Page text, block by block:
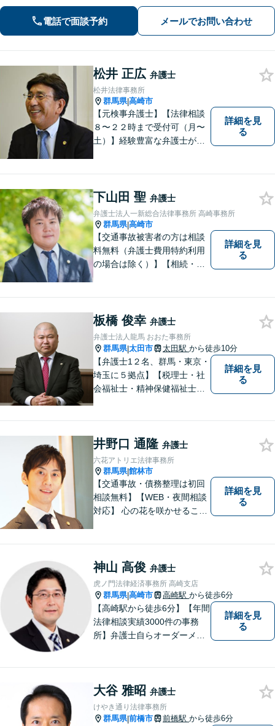
きめ細やかな対応で、依頼者さまにご
満足いただけるように心がけておりま
す。お悩みの際は、ぜひご相談くださ
い。
電話で面談予約 メールでお問い合わせ
松井 正広 弁護士
松井法律事務所
群馬県|高崎市
【元検事弁護士】【法律相談
８〜２２時まで受付可（月〜
土）】経験豊富な弁護士が事
自主性を尊重し、的確に対応
致します。
詳細を見
る
下山田 聖 弁護士
弁護士法人一新総合法律事務所 高崎事務所
群馬県|高崎市
【交通事故被害者の方は相談
料無料（弁護士費用特約利用
の場合は除く）】【相続・債
で連携し、問題解決に向けて
取り組みます。おひとりで悩
まずに、お気軽にお問い合わ
せください。
詳細を見
る
板橋 俊幸 弁護士
弁護士法人龍馬 おおた事務所
群馬県|太田市 太田駅 から徒歩10分
【弁護士1２名、群馬・東京・
埼玉に５拠点】【税理士・社
会福祉士・精神保健福祉士が
能】
詳細を見
る
井野口 通隆 弁護士
六花アトリエ法律事務所
群馬県|館林市
【交通事故・債務整理は初回
相談無料】【WEB・夜間相談
対応】 心の花を咲かせること
縁を心からお待ちしていま
す。
詳細を見
る
神山 高俊 弁護士
虎ノ門法律経済事務所 高崎支店
群馬県|高崎市 高崎駅 から徒歩6分
【高崎駅から徒歩6分】【年間
法律相談実績3000件の事務
所】弁護士自らオーダーメイ
とまずはご相談ください！
【土日祝日・夜間も対応可
能】
詳細を見
る
大谷 雅昭 弁護士
けやき通り法律事務所
群馬県|前橋市 前橋駅 から徒歩6分